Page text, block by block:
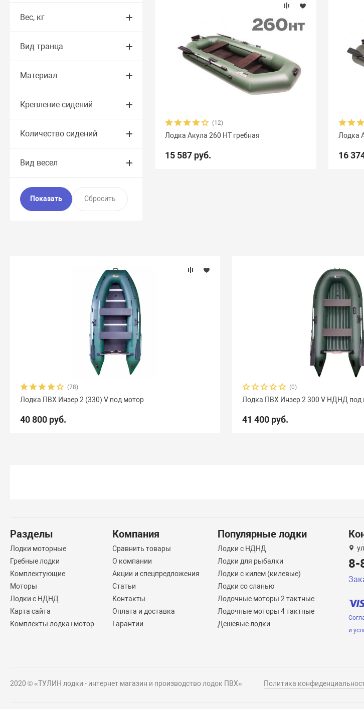
Вес, кг
Вид транца
Материал
Крепление сидений
Количество сидений
Вид весел
(12)
Лодка Акула 260 НТ гребная
15 587 руб.
Лодка
16
(78)
Лодка ПВХ Инзер 2 (330) V под мотор
40 800 руб.
(0)
Лодка ПВХ Инзер 2 300 V НДНД под
41 400 руб.
Разделы
Лодки моторные
Гребные лодки
Комплектующие
Моторы
Лодки с НДНД
Карта сайта
Комплекты лодка+мотор
Компания
Сравнить товары
О компании
Акции и спецпредложения
Статьи
Контакты
Оплата и доставка
Гарантии
Популярные лодки
Лодки с НДНД
Лодки для рыбалки
Лодки с килем (килевые)
Лодки со сланью
Лодочные моторы 2 тактные
Лодочные моторы 4 тактные
Дешевые лодки
8-
и
2020 © «ТУЛИН лодки - интернет магазин и производство лодок ПВХ» Политика